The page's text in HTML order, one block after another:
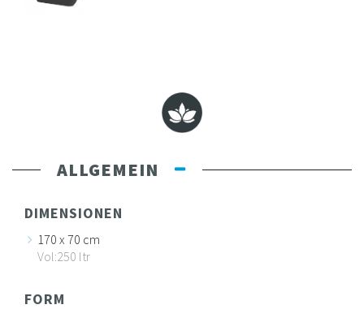
ALLGEMEIN
DIMENSIONEN
170 x 70 cm
Vol:250 ltr
FORM